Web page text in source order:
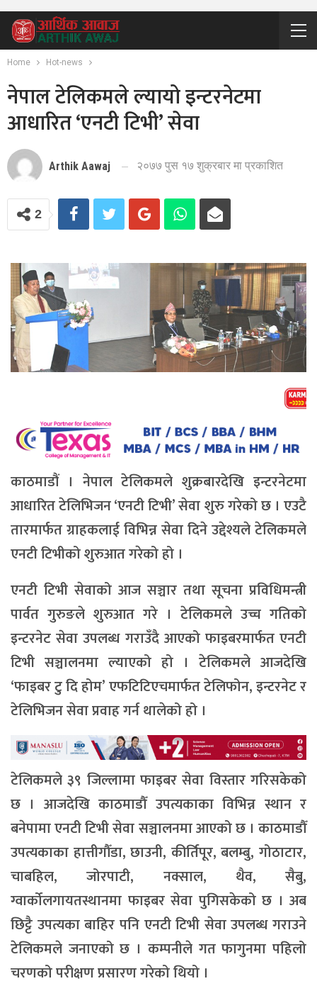
Home Hot-news
नेपाल टेलिकमले ल्यायो इन्टरनेटमा
आधारित ‘एनटी टिभी’ सेवा
Arthik Aawaj २०७७ पुस १७ शुक्रबार मा प्रकाशित
2
काठमाडौं । नेपाल टेलिकमले शुक्रबारदेखि इन्टरनेटमा
आधारित टेलिभिजन ‘एनटी टिभी’ सेवा शुरु गरेको छ । एउटै
तारमार्फत ग्राहकलाई विभिन्न सेवा दिने उद्देश्यले टेलिकमले
एनटी टिभीको शुरुआत गरेको हो ।
एनटी टिभी सेवाको आज सञ्चार तथा सूचना प्रविधिमन्त्री
पार्वत गुरुङले शुरुआत गरे । टेलिकमले उच्च गतिको
इन्टरनेट सेवा उपलब्ध गराउँदै आएको फाइबरमार्फत एनटी
टिभी सञ्चालनमा ल्याएको हो । टेलिकमले आजदेखि
‘फाइबर टु दि होम’ एफटिटिएचमार्फत टेलिफोन, इन्टरनेट र
टेलिभिजन सेवा प्रवाह गर्न थालेको हो ।
टेलिकमले ३९ जिल्लामा फाइबर सेवा विस्तार गरिसकेको
छ । आजदेखि काठमाडौँ उपत्यकाका विभिन्न स्थान र
बनेपामा एनटी टिभी सेवा सञ्चालनमा आएको छ । काठमाडौँ
उपत्यकाका हात्तीगौँडा, छाउनी, कीर्तिपूर, बलम्बु, गोठाटार,
चाबहिल, जोरपाटी, नक्साल, थैव, सैबु,
ग्वार्कोलगायतस्थानमा फाइबर सेवा पुगिसकेको छ । अब
छिट्टै उपत्यका बाहिर पनि एनटी टिभी सेवा उपलब्ध गराउने
टेलिकमले जनाएको छ । कम्पनीले गत फागुनमा पहिलो
चरणको परीक्षण प्रसारण गरेको थियो ।